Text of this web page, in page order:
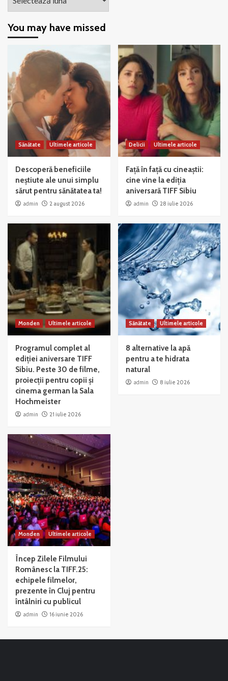
You may have missed
Sănătate Ultimele articole
Descoperă beneficiile
neștiute ale unui simplu
sărut pentru sănătatea ta!
admin 2 august 2026
Delicii Ultimele articole
Față în față cu cineaștii:
cine vine la ediția
aniversară TIFF Sibiu
admin 28 iulie 2026
Monden Ultimele articole
Programul complet al
ediției aniversare TIFF
Sibiu. Peste 30 de filme,
proiecții pentru copii și
cinema german la Sala
Hochmeister
admin 21 iulie 2026
Sănătate Ultimele articole
8 alternative la apă
pentru a te hidrata
natural
admin 8 iulie 2026
Monden Ultimele articole
Încep Zilele Filmului
Românesc la TIFF.25:
echipele filmelor,
prezente în Cluj pentru
întâlniri cu publicul
admin 16 iunie 2026